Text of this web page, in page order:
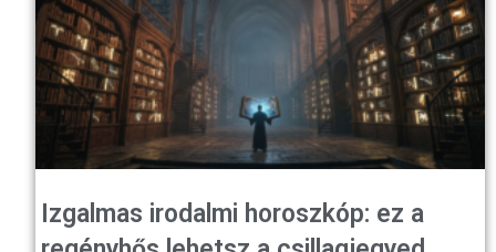
Izgalmas irodalmi horoszkóp: ez a